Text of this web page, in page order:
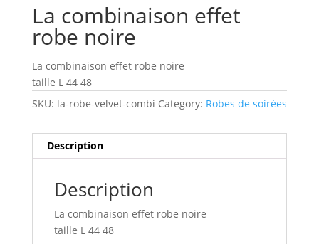
La combinaison effet
robe noire
La combinaison effet robe noire
taille L 44 48
SKU: la-robe-velvet-combi Category: Robes de soirées
Description
Description
La combinaison effet robe noire
taille L 44 48